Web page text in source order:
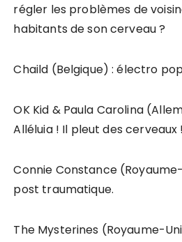
régler les problèmes de
habitants de son cerveau ?
Chaild (Belgique) : électro
OK Kid & Paula Carolina
Alléluia ! Il pleut des cerveaux !
Connie Constance
post traumatique.
The Mysterines (Royaume-